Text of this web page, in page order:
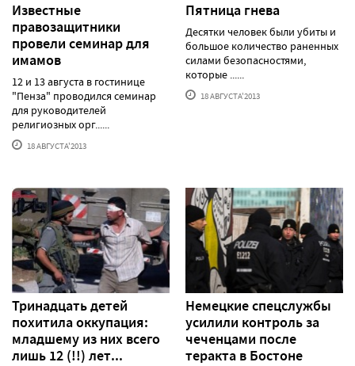
Известные
правозащитники
провели семинар для
имамов
12 и 13 августа в гостинице
"Пенза" проводился семинар
для руководителей
религиозных орг......
18 АВГУСТА'2013
Пятница гнева
Десятки человек были убиты и
большое количество раненных
силами безопасностями,
которые ......
18 АВГУСТА'2013
Тринадцать детей
похитила оккупация:
младшему из них всего
лишь 12 (!!) лет...
Немецкие спецслужбы
усилили контроль за
чеченцами после
теракта в Бостоне